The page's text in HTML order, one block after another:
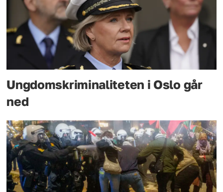
Ungdomskriminaliteten i Oslo går
ned